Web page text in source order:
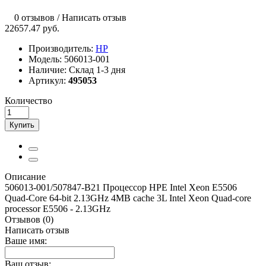
0 отзывов /Написать отзыв
22657.47 руб.
Производитель: HP
Модель: 506013-001
Наличие: Склад 1-3 дня
Артикул: 495053
Количество
Купить
Описание
506013-001/507847-B21 Процессор HPE Intel Xeon E5506
Quad-Core 64-bit 2.13GHz 4MB cache 3L Intel Xeon Quad-core
processor E5506 - 2.13GHz
Отзывов (0)
Написать отзыв
Ваше имя:
Ваш отзыв: